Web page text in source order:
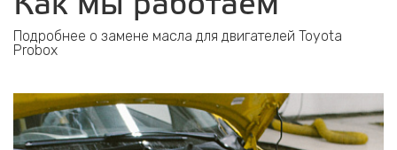
Как мы работаем
Подробнее о замене масла для двигателей Toyota
Probox